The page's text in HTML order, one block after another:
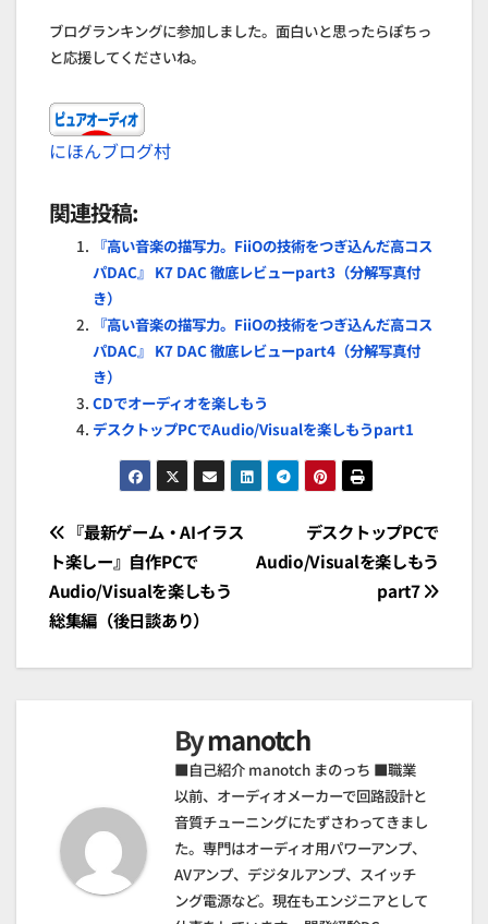
ブログランキングに参加しました。面白いと思ったらぽちっ
と応援してくださいね。
にほんブログ村
関連投稿:
『高い音楽の描写力。FiiOの技術をつぎ込んだ高コス
パDAC』 K7 DAC 徹底レビューpart3（分解写真付
き）
『高い音楽の描写力。FiiOの技術をつぎ込んだ高コス
パDAC』 K7 DAC 徹底レビューpart4（分解写真付
き）
CDでオーディオを楽しもう
デスクトップPCでAudio/Visualを楽しもうpart1
投
稿
ナ
ビ
シ
ョ
ン
デスクトップPCで
Audio/Visualを楽しもう
part7
『最新ゲーム・AIイラス
ト楽しー』自作PCで
Audio/Visualを楽しもう
総集編（後日談あり）
Bymanotch
■自己紹介 manotch まのっち ■職業
以前、オーディオメーカーで回路設計と
音質チューニングにたずさわってきまし
た。専門はオーディオ用パワーアンプ、
AVアンプ、デジタルアンプ、スイッチ
ング電源など。現在もエンジニアとして